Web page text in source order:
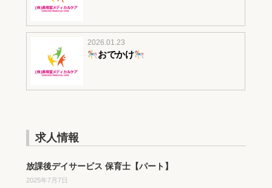
2026.01.23
おでかけ
求人情報
放課後デイサービス 保育士【パート】
2025年7月7日